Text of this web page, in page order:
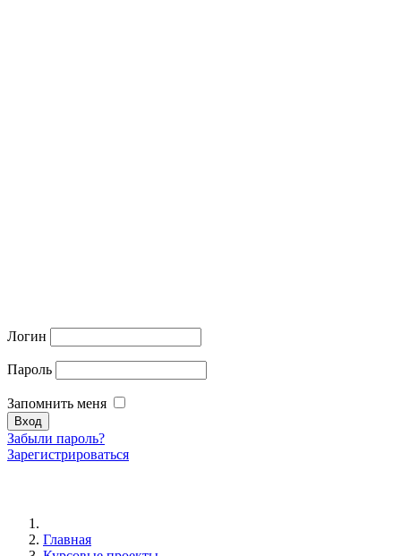
Логин
Пароль
Запомнить меня
Забыли пароль?
Зарегистрироваться
Главная